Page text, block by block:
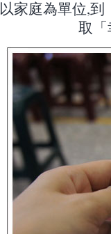
以家庭為單位,
取